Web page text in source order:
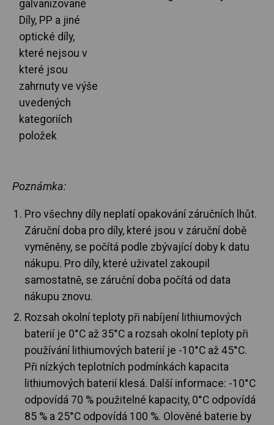
galvanizované
Díly, PP a jiné
optické díly,
které nejsou v
které jsou
zahrnuty ve výše
uvedených
kategoriích
položek
Poznámka:
Pro všechny díly neplatí opakování záručních lhůt.
Záruční doba pro díly, které jsou v záruční době
vyměněny, se počítá podle zbývající doby k datu
nákupu. Pro díly, které uživatel zakoupil
samostatně, se záruční doba počítá od data
nákupu znovu.
Rozsah okolní teploty při nabíjení lithiumových
baterií je 0°C až 35°C a rozsah okolní teploty při
používání lithiumových baterií je -10°C až 45°C.
Při nízkých teplotních podmínkách kapacita
lithiumových baterií klesá. Další informace: -10°C
odpovídá 70 % použitelné kapacity, 0°C odpovídá
85 % a 25°C odpovídá 100 %. Olověné baterie by